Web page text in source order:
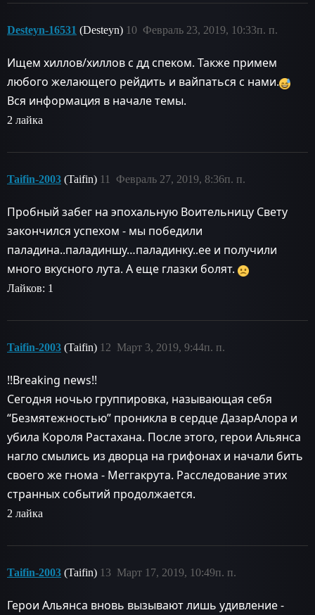
Desteyn-16531 (Desteyn) Февраль 23, 2019, 10:33п. п.
10
Ищем хиллов/хиллов с дд спеком. Также примем
любого желающего рейдить и вайпаться с нами.
Вся информация в начале темы.
2 лайка
Taifin-2003 (Taifin) Февраль 27, 2019, 8:36п. п.
11
Пробный забег на эпохальную Воительницу Свету
закончился успехом - мы победили
паладина..паладиншу…паладинку..ее и получили
много вкусного лута. А еще глазки болят.
Лайков: 1
Taifin-2003 (Taifin) Март 3, 2019, 9:44п. п.
12
!!Breaking news!!
Сегодня ночью группировка, называющая себя
“Безмятежностью” проникла в сердце ДазарАлора и
убила Короля Растахана. После этого, герои Альянса
нагло смылись из дворца на грифонах и начали бить
своего же гнома - Меггакрута. Расследование этих
странных событий продолжается.
2 лайка
Taifin-2003 (Taifin) Март 17, 2019, 10:49п. п.
13
Герои Альянса вновь вызывают лишь удивление -